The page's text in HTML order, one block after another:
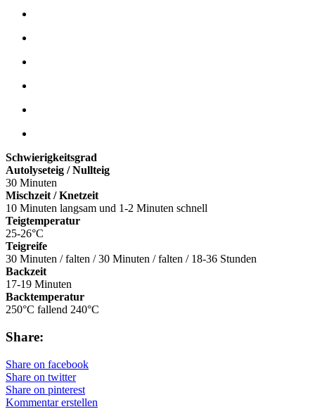
Schwierigkeitsgrad
Autolyseteig / Nullteig
30 Minuten
Mischzeit / Knetzeit
10 Minuten langsam und 1-2 Minuten schnell
Teigtemperatur
25-26°C
Teigreife
30 Minuten / falten / 30 Minuten / falten / 18-36 Stunden
Backzeit
17-19 Minuten
Backtemperatur
250°C fallend 240°C
Share:
Share on facebook
Share on twitter
Share on pinterest
Kommentar erstellen